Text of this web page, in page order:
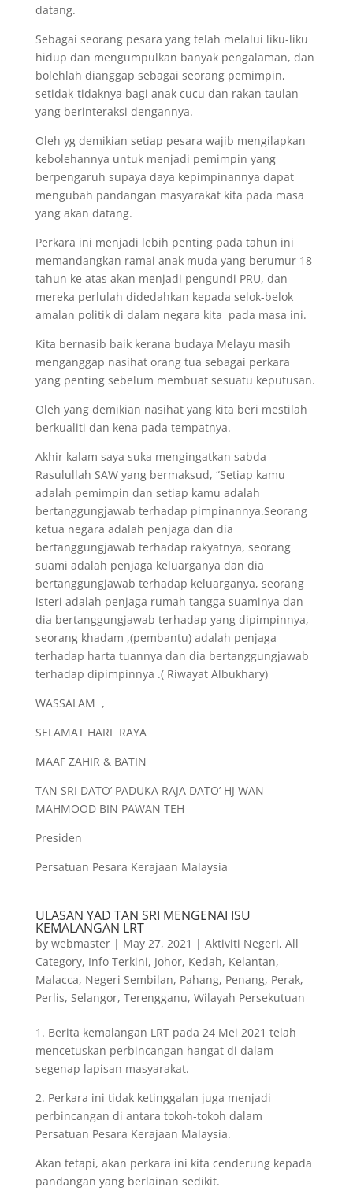
datang.
Sebagai seorang pesara yang telah melalui liku-liku
hidup dan mengumpulkan banyak pengalaman, dan
bolehlah dianggap sebagai seorang pemimpin,
setidak-tidaknya bagi anak cucu dan rakan taulan
yang berinteraksi dengannya.
Oleh yg demikian setiap pesara wajib mengilapkan
kebolehannya untuk menjadi pemimpin yang
berpengaruh supaya daya kepimpinannya dapat
mengubah pandangan masyarakat kita pada masa
yang akan datang.
Perkara ini menjadi lebih penting pada tahun ini
memandangkan ramai anak muda yang berumur 18
tahun ke atas akan menjadi pengundi PRU, dan
mereka perlulah didedahkan kepada selok-belok
amalan politik di dalam negara kita pada masa ini.
Kita bernasib baik kerana budaya Melayu masih
menganggap nasihat orang tua sebagai perkara
yang penting sebelum membuat sesuatu keputusan.
Oleh yang demikian nasihat yang kita beri mestilah
berkualiti dan kena pada tempatnya.
Akhir kalam saya suka mengingatkan sabda
Rasulullah SAW yang bermaksud, “Setiap kamu
adalah pemimpin dan setiap kamu adalah
bertanggungjawab terhadap pimpinannya.Seorang
ketua negara adalah penjaga dan dia
bertanggungjawab terhadap rakyatnya, seorang
suami adalah penjaga keluarganya dan dia
bertanggungjawab terhadap keluarganya, seorang
isteri adalah penjaga rumah tangga suaminya dan
dia bertanggungjawab terhadap yang dipimpinnya,
seorang khadam ,(pembantu) adalah penjaga
terhadap harta tuannya dan dia bertanggungjawab
terhadap dipimpinnya .( Riwayat Albukhary)
WASSALAM ,
SELAMAT HARI RAYA
MAAF ZAHIR & BATIN
TAN SRI DATO’ PADUKA RAJA DATO’ HJ WAN
MAHMOOD BIN PAWAN TEH
Presiden
Persatuan Pesara Kerajaan Malaysia
ULASAN YAD TAN SRI MENGENAI ISU
KEMALANGAN LRT
by webmaster| May 27, 2021 | Aktiviti Negeri, All
Category, Info Terkini, Johor, Kedah, Kelantan,
Malacca, Negeri Sembilan, Pahang, Penang, Perak,
Perlis, Selangor, Terengganu, Wilayah Persekutuan
1. Berita kemalangan LRT pada 24 Mei 2021 telah
mencetuskan perbincangan hangat di dalam
segenap lapisan masyarakat.
2. Perkara ini tidak ketinggalan juga menjadi
perbincangan di antara tokoh-tokoh dalam
Persatuan Pesara Kerajaan Malaysia.
Akan tetapi, akan perkara ini kita cenderung kepada
pandangan yang berlainan sedikit.